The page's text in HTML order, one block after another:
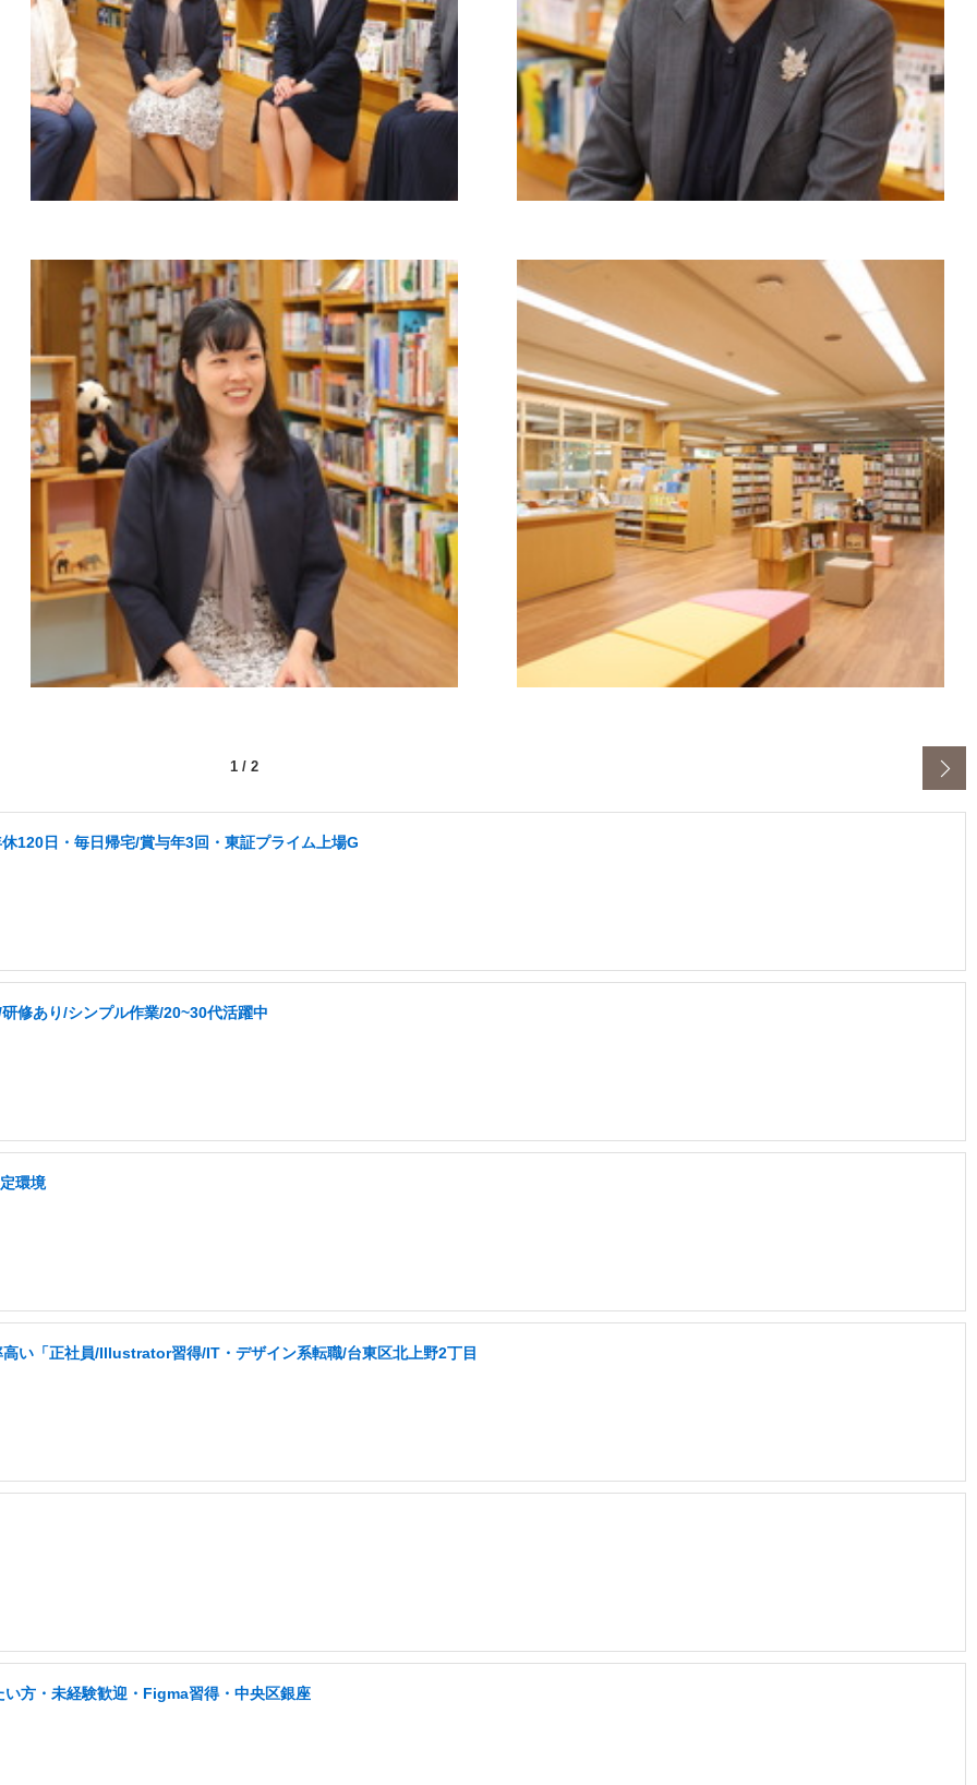
1 / 2
120日・毎日帰宅/賞与年3回・東証プライム上場G
修あり/シンプル作業/20~30代活躍中
環境
い「正社員/Illustrator習得/IT・デザイン系転職/台東区北上野2丁目
方・未経験歓迎・Figma習得・中央区銀座